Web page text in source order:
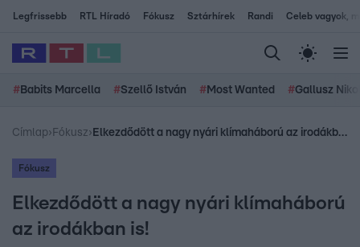
Legfrissebb RTL Híradó Fókusz Sztárhírek Randi Celeb vagyok,
# Babits Marcella #Szellő István # Most Wanted #Gallusz
Címlap› Fókusz› Elkezdődött a nagy nyári klímaháború az irodákban is!
Fókusz
Elkezdődött a nagy nyári klímaháború
az irodákban is!